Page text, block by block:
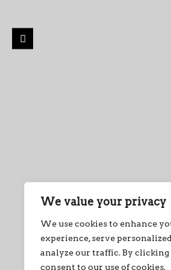
We value your privacy
We use cookies to enhance
experience, serve
analyze our traffic. By
consent to our use of cookies.